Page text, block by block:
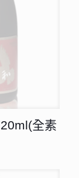
全素